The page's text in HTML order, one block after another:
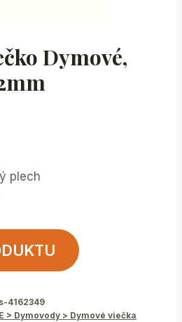
Dymové,
plech
4162349
> Dymovody > Dymové viečka